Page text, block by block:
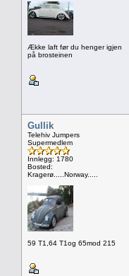
Ække laft før du henger igjen
på brosteinen
Gullik
Telehiv Jumpers
Supermedlem
Innlegg: 1780
Bosted:
Kragerø.....Norway.....
59 T1,64 T1og 65mod 215